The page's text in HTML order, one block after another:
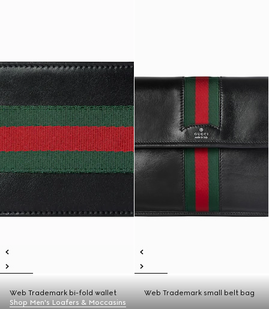
Web Trademark bi-fold wallet
Web Trademark small belt bag
Shop Men's Loafers & Moccasins